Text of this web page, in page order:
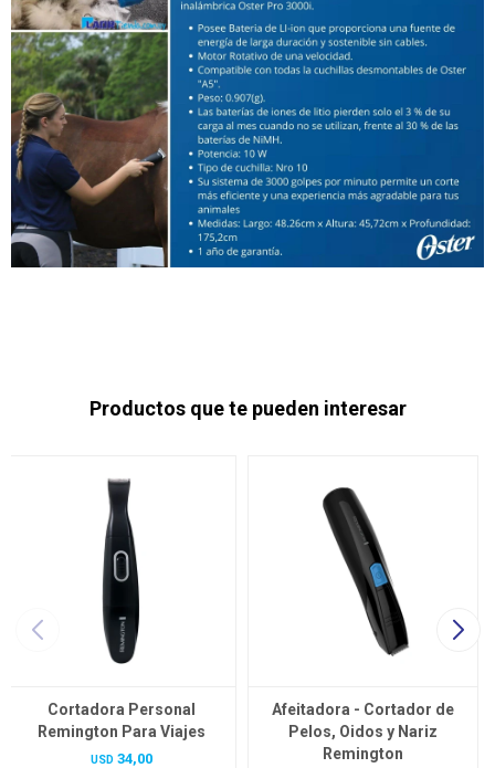
Productos que te pueden interesar
Cortadora Personal
Remington Para Viajes
USD 34,00
Afeitadora - Cortador de
Pelos, Oidos y Nariz
Remington